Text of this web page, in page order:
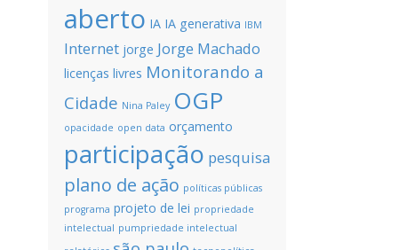
aberto IA IA generativa IBM
Internet jorge Jorge Machado
licenças livres Monitorando a
Cidade Nina Paley OGP
opacidade open data orçamento
participação pesquisa
plano de ação políticas públicas
programa projeto de lei propriedade
intelectual pumpriedade intelectual